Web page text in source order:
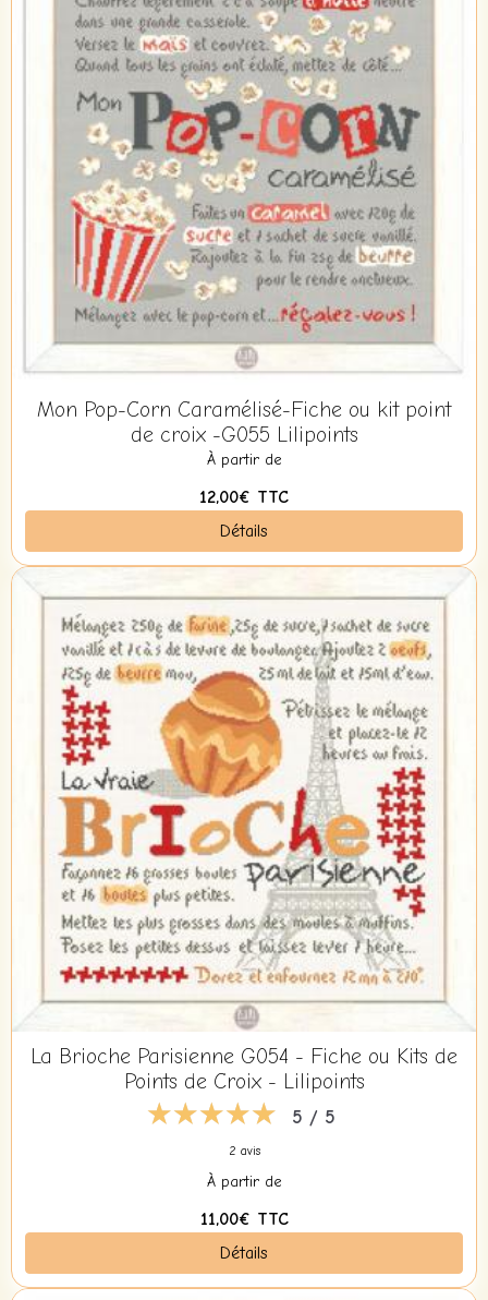
Mon Pop-Corn Caramélisé-Fiche ou kit point
de croix -G055 Lilipoints
À partir de
12,00€ TTC
Détails
La Brioche Parisienne G054 - Fiche ou Kits de
Points de Croix - Lilipoints
5 / 5
2 avis
À partir de
11,00€ TTC
Détails